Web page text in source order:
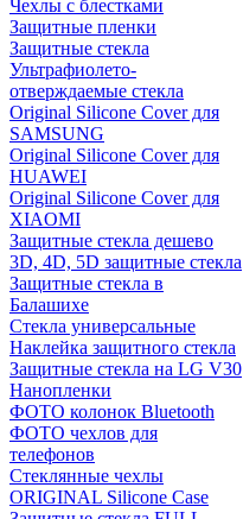
Чехлы с блестками
Защитные пленки
Защитные стекла
Ультрафиолето-
отверждаемые стекла
Original Silicone Cover для
SAMSUNG
Original Silicone Cover для
HUAWEI
Original Silicone Cover для
XIAOMI
Защитные стекла дешево
3D, 4D, 5D защитные стекла
Защитные стекла в
Балашихе
Стекла универсальные
Наклейка защитного стекла
Защитные стекла на LG V30
Нанопленки
ФОТО колонок Bluetooth
ФOTO чехлов для
телефонов
Стеклянные чехлы
ORIGINAL Silicone Case